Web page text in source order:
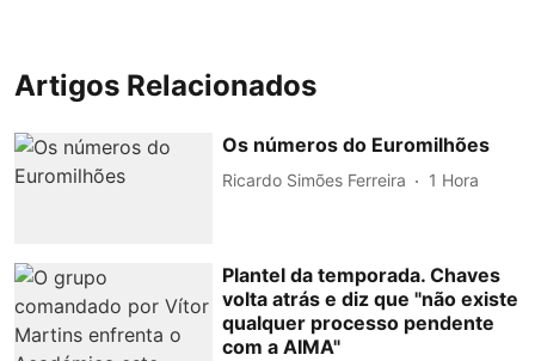
Artigos Relacionados
Os números do Euromilhões
Ricardo Simões Ferreira 1 Hora
Plantel da temporada. Chaves
volta atrás e diz que "não existe
qualquer processo pendente
com a AIMA"